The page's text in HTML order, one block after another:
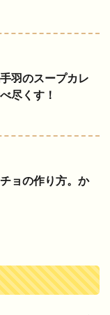
羽のスープカレ
尽くす！
ョの作り方。か